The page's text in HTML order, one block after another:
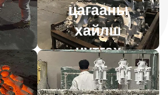
цагааны
хайлш
цутгах